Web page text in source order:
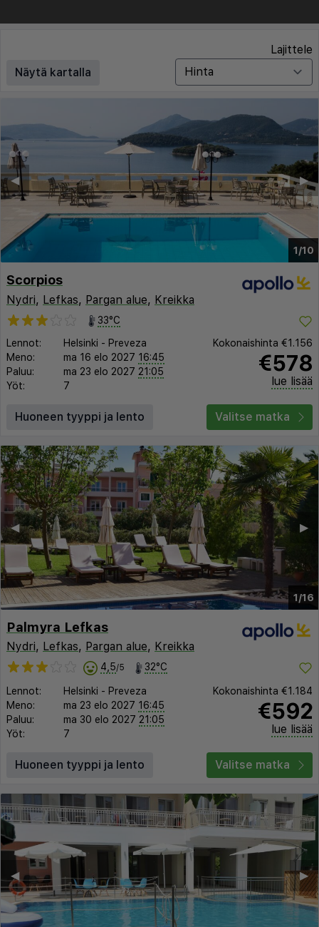
Näytä kartalla
Lajittele
1/10
▶︎
◀︎
Scorpios
Nydri, Lefkas, Pargan alue, Kreikka
33°C
Lennot:
Helsinki - Preveza
Meno:
ma 16 elo 2027 16:45
Paluu:
ma 23 elo 2027 21:05
Yöt:
7
Kokonaishinta €1.156
€578
lue lisää
Huoneen tyyppi ja lento Valitse matka
1/16
▶︎
◀︎
Palmyra Lefkas
Nydri, Lefkas, Pargan alue, Kreikka
4,5/5 32°C
Lennot: Helsinki - Preveza
Meno:
ma 23 elo 2027 16:45
Paluu:
ma 30 elo 2027 21:05
Yöt:
7
Kokonaishinta €1.184
€592
lue lisää
Huoneen tyyppi ja lento Valitse matka
▶︎
◀︎